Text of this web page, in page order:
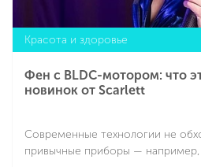
Красота и здоровье
Фен с BLDC-мотором: что
новинок от Scarlett
Современные технологии не
привычные приборы —